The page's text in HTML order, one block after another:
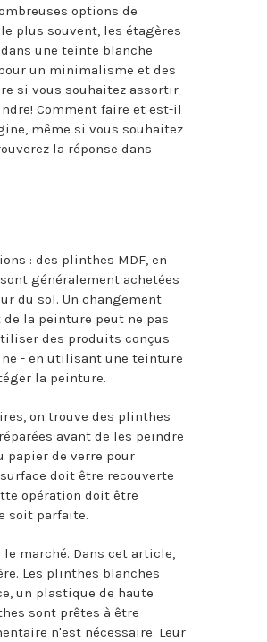
options de
plus souvent, les étagères
une teinte blanche
un minimalisme et des
si vous souhaitez assortir
Comment faire et est-il
même si vous souhaitez
la réponse dans
: des plinthes MDF, en
généralement achetées
du sol. Un changement
la peinture peut ne pas
des produits conçus
- en utilisant une teinture
la peinture.
on trouve des plinthes
avant de les peindre
papier de verre pour
doit être recouverte
opération doit être
soit parfaite.
marché. Dans cet article,
Les plinthes blanches
un plastique de haute
sont prêtes à être
n'est nécessaire. Leur